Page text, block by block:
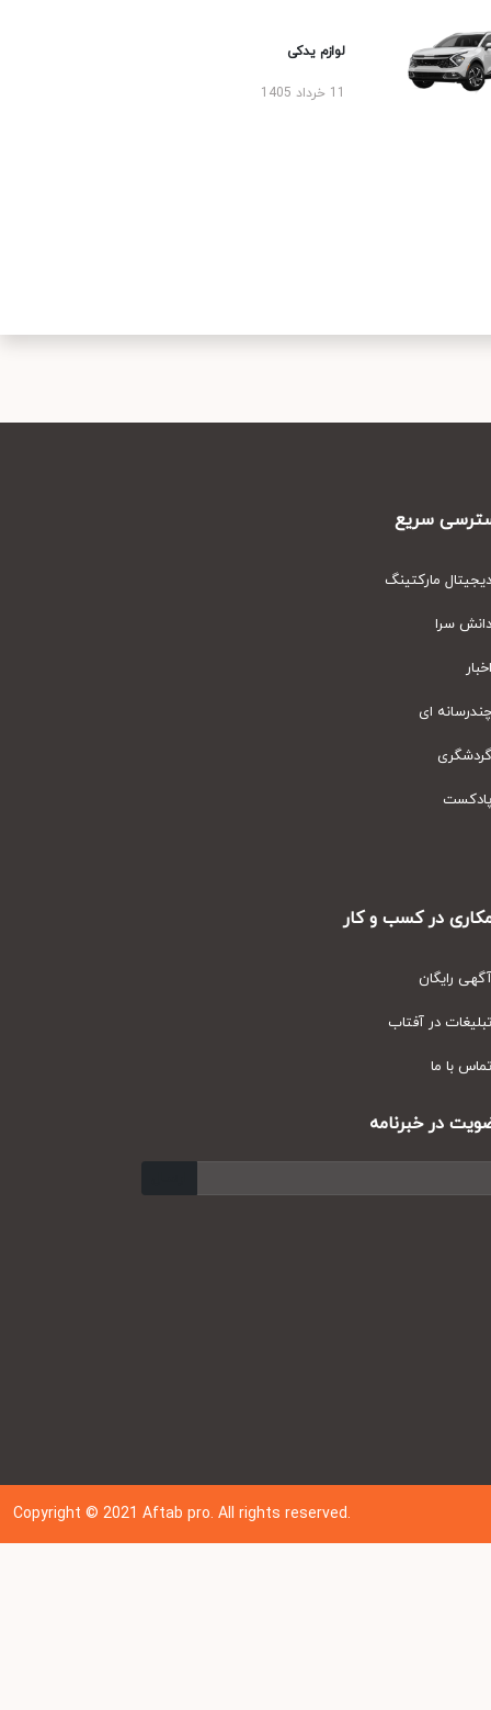
لوازم یدکی
سریع
مارکتینگ
سرا
ای
در کسب و کار
رایگان
در آفتاب
با ما
در خبرنامه
Copyright © 202 1Aftab pro. All rights reserved.